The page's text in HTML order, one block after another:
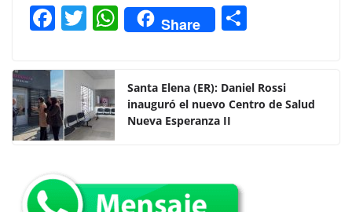
F
c
e
b
o
o
k
T
itt
er
W
h
s
A
Share
p
ar
Santa Elena (ER): Daniel Rossi
inauguró el nuevo Centro de Salud
Nueva Esperanza II